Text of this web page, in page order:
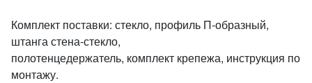
Комплект поставки: стекло, профиль П-образный,
штанга стена-стекло,
полотенцедержатель, комплект крепежа, инструкция по
монтажу.